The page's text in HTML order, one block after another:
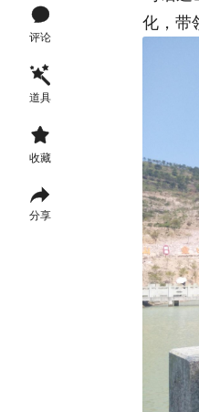

评论

道具

收藏

分享
温
化，带